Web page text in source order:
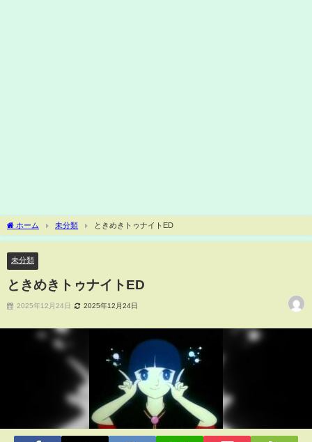
ホーム 未分類 ときめきトゥナイトED
未分類
ときめきトゥナイトED
2025年12月24日 2025年12月24日